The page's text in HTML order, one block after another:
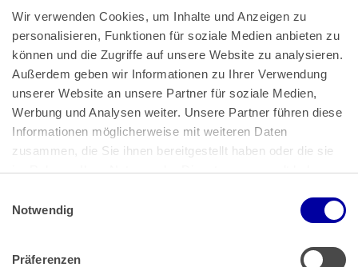
Wir verwenden Cookies, um Inhalte und Anzeigen zu
personalisieren, Funktionen für soziale Medien anbieten zu
können und die Zugriffe auf unsere Website zu analysieren.
Außerdem geben wir Informationen zu Ihrer Verwendung
unserer Website an unsere Partner für soziale Medien,
Werbung und Analysen weiter. Unsere Partner führen diese
Informationen möglicherweise mit weiteren Daten
zusammen, die Sie ihnen bereitgestellt haben oder die sie
im Rahmen Ihrer Nutzung der Dienste gesammelt haben.
Impressum
Notwendig
Präferenzen
Bundeskanzlerplatz 2
53113 Bonn
Pressemitteilungen|AGB
Impressum|Datenschutz